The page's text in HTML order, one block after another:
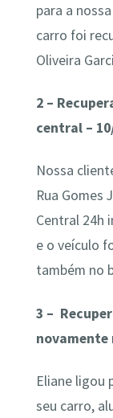
para a
carro foi
Oliveira
2 –
central –
Nossa
Rua Gomes
Central 24h
e o veículo
também no
3 –
novamente
Eliane ligou
seu carro,